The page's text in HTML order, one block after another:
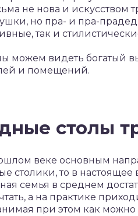
не нова и искусством
но пра- и пра-
так и
можем видеть богатый
и помещений.
столы
веке основным
столики, то в
семья в среднем
а на практике
при этом как